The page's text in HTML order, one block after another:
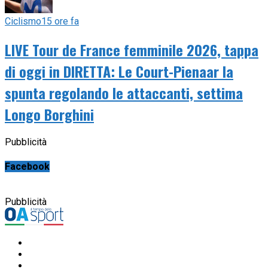
Ciclismo15 ore fa
LIVE Tour de France femminile 2026, tappa
di oggi in DIRETTA: Le Court-Pienaar la
spunta regolando le attaccanti, settima
Longo Borghini
Pubblicità
Facebook
Pubblicità